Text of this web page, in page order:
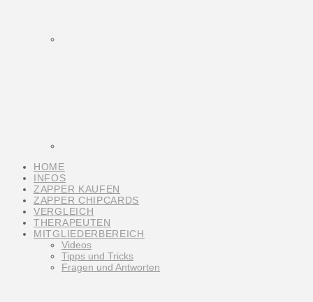
HOME
INFOS
ZAPPER KAUFEN
ZAPPER CHIPCARDS
VERGLEICH
THERAPEUTEN
MITGLIEDERBEREICH
Videos
Tipps und Tricks
Fragen und Antworten